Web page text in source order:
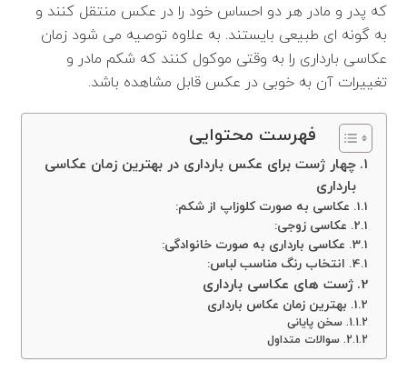
که پدر و مادر هر دو احساس خود را در عکس منتقل کنند و
به گونه ای طبیعی بایستند. به علاوه توصیه می شود زمان
عکاسی بارداری را به وقتی موکول کنند که شکم مادر و
تغییرات آن به خوبی در عکس قابل مشاهده باشد.
فهرست محتوایی
چهار ژست برای عکس بارداری در بهترین زمان عکاسی
بارداری
عکاسی به صورت کلوزاپ از شکم:
عکاسی زوجی:
عکاسی بارداری به صورت خانوادگی:
انتخاب رنگ مناسب لباس:
ژست های عکاسی بارداری
بهترین زمان عکاس بارداری
سخن پایانی
سوالات متداول